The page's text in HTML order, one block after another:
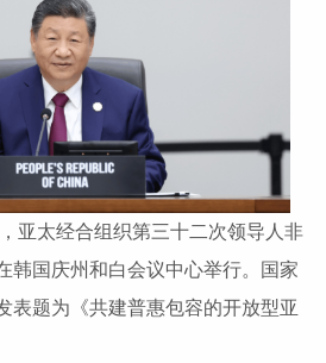
亚太经合组织第三十二次领导人非
韩国庆州和白会议中心举行。国家
表题为《共建普惠包容的开放型亚